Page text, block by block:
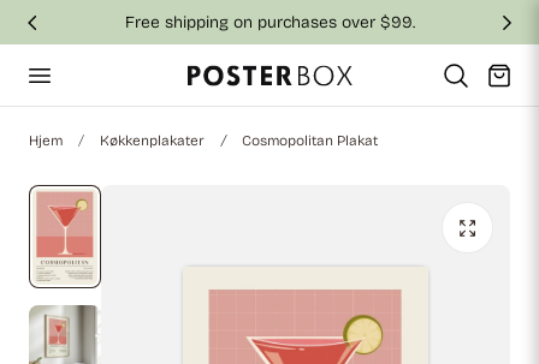
til indhold Free shipping on purchases over $99.
Vogn
Hjem Køkkenplakater Cosmopolitan Plakat